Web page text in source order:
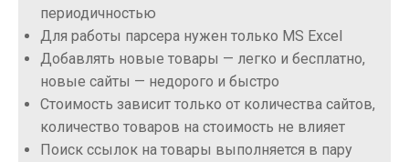
периодичностью
Для работы парсера нужен только MS Excel
Добавлять новые товары — легко и бесплатно,
новые сайты — недорого и быстро
Стоимость зависит только от количества сайтов,
количество товаров на стоимость не влияет
Поиск ссылок на товары выполняется в пару